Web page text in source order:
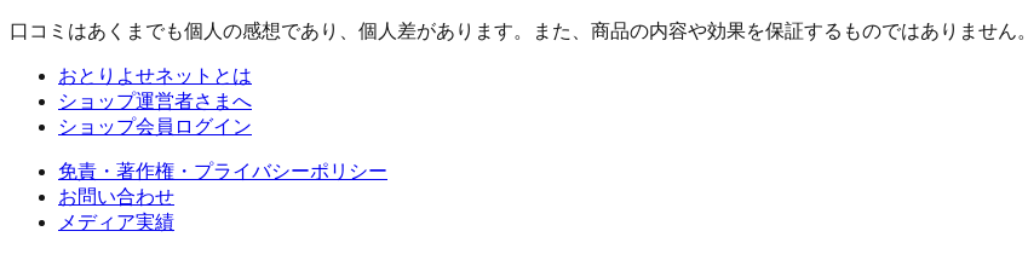
口コミはあくまでも個人の感想であり、個人差があります。また、商品の内容や効果を保証するものではありません。
おとりよせネットとは
ショップ運営者さまへ
ショップ会員ログイン
免責・著作権・プライバシーポリシー
お問い合わせ
メディア実績